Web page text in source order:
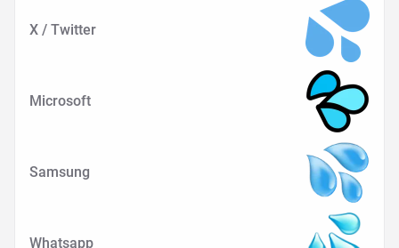
X / Twitter
Microsoft
Samsung
Whatsapp